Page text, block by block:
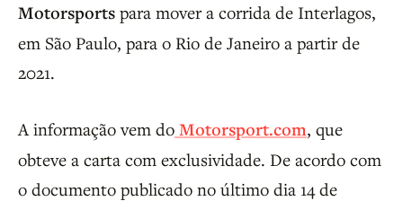
Motorsports para mover a corrida de Interlagos,
em São Paulo, para o Rio de Janeiro a partir de
2021.
A informação vem do Motorsport.com, que
obteve a carta com exclusividade. De acordo com
o documento publicado no último dia 14 de